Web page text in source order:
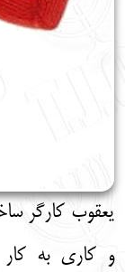
یعقوب کارگر
و کاری به